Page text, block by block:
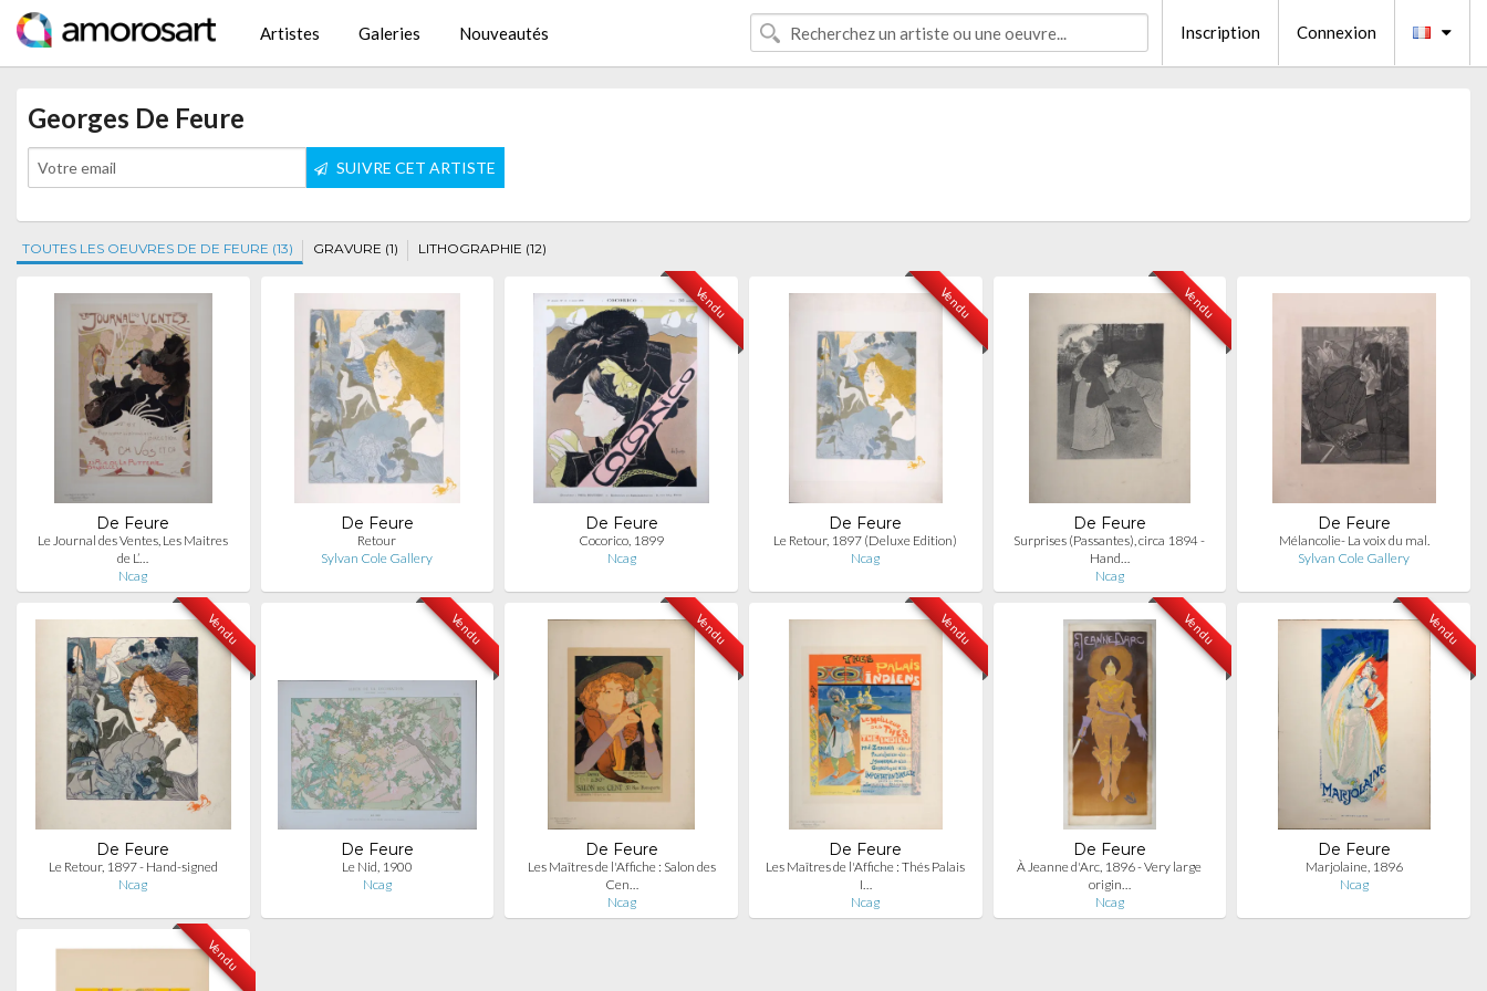
Artistes Galeries Nouveautés Inscription Connexion
Georges De Feure
SUIVRE CET ARTISTE
TOUTES LES OEUVRES DE DE FEURE (13) GRAVURE (1) LITHOGRAPHIE (12)
De Feure
Le Journal des Ventes, Les Maitres
de L’…
Ncag
De Feure
Retour
Sylvan Cole Gallery
Vendu
De Feure
Cocorico, 1899
Ncag
Vendu
De Feure
Le Retour, 1897 (Deluxe Edition)
Ncag
Vendu
De Feure
Surprises (Passantes), circa 1894 -
Hand…
Ncag
De Feure
Mélancolie- La voix du mal.
Sylvan Cole Gallery
Vendu
De Feure
Le Retour, 1897 - Hand-signed
Ncag
Vendu
De Feure
Le Nid, 1900
Ncag
Vendu
De Feure
Les Maîtres de l'Affiche : Salon des
Cen…
Ncag
Vendu
De Feure
Les Maîtres de l'Affiche : Thés Palais
I…
Ncag
Vendu
De Feure
À Jeanne d'Arc, 1896 - Very large
origin…
Ncag
Vendu
De Feure
Marjolaine, 1896
Ncag
Vendu